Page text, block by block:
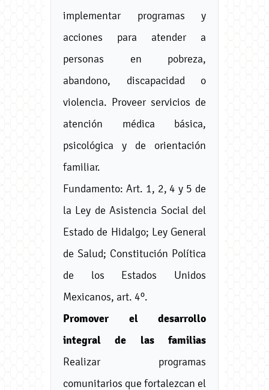
implementar programas y
acciones para atender a
personas en pobreza,
abandono, discapacidad o
violencia. Proveer servicios de
atención médica básica,
psicológica y de orientación
familiar.
Fundamento: Art. 1, 2, 4 y 5 de
la Ley de Asistencia Social del
Estado de Hidalgo; Ley General
de Salud; Constitución Política
de los Estados Unidos
Mexicanos, art. 4º.
Promover el desarrollo
integral de las familias
Realizar programas
comunitarios que fortalezcan el